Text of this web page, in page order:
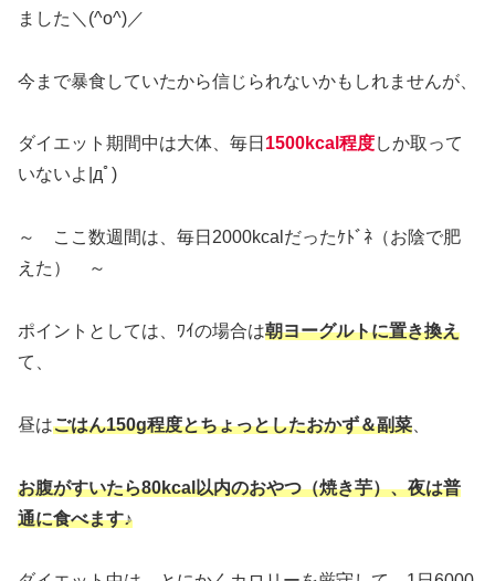
ました＼(^o^)／
今まで暴食していたから信じられないかもしれませんが、
ダイエット期間中は大体、毎日 1500kcal程度しか取って
いないよ|дﾟ)
～ ここ数週間は、毎日2000kcalだったｹﾄﾞﾈ（お陰で肥
えた） ～
ポイントとしては、ﾜｲの場合は朝ヨーグルトに置き換え
て、
昼はごはん150g程度とちょっとしたおかず＆副菜
お腹がすいたら80kcal以内のおやつ（焼き芋）、夜は普
通に食べます♪